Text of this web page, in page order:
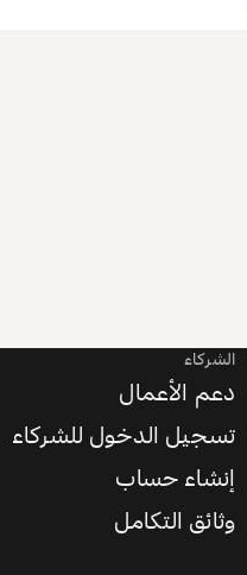
الشركاء
دعم الأعمال
تسجيل الدخول للشركاء
إنشاء حساب
وثائق التكامل